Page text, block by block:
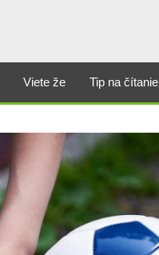
Viete že Tip na čítanie